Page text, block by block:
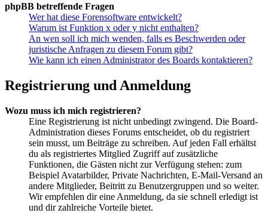
phpBB betreffende Fragen
Wer hat diese Forensoftware entwickelt?
Warum ist Funktion x oder y nicht enthalten?
An wen soll ich mich wenden, falls es Beschwerden oder
juristische Anfragen zu diesem Forum gibt?
Wie kann ich einen Administrator des Boards kontaktieren?
Registrierung und Anmeldung
Wozu muss ich mich registrieren?
Eine Registrierung ist nicht unbedingt zwingend. Die Board-
Administration dieses Forums entscheidet, ob du registriert
sein musst, um Beiträge zu schreiben. Auf jeden Fall erhältst
du als registriertes Mitglied Zugriff auf zusätzliche
Funktionen, die Gästen nicht zur Verfügung stehen: zum
Beispiel Avatarbilder, Private Nachrichten, E-Mail-Versand an
andere Mitglieder, Beitritt zu Benutzergruppen und so weiter.
Wir empfehlen dir eine Anmeldung, da sie schnell erledigt ist
und dir zahlreiche Vorteile bietet.